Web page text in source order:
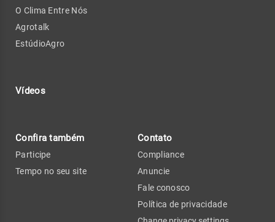
O Clima Entre Nós
Agrotalk
EstúdioAgro
Vídeos
Confira também
Participe
Tempo no seu site
Contato
Compliance
Anuncie
Fale conosco
Política de privacidade